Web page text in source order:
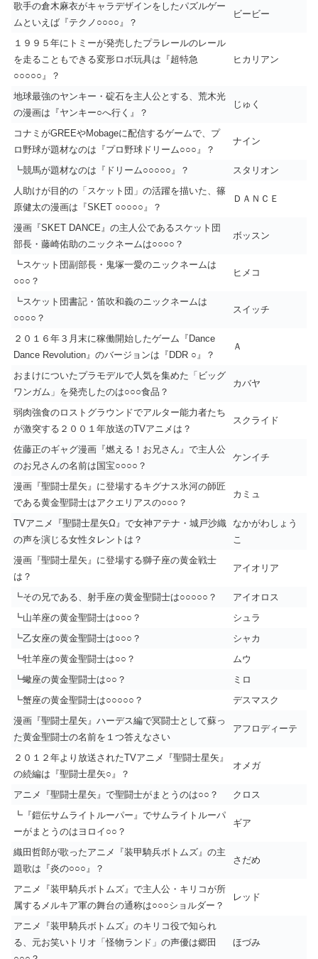
歌手の倉木麻衣がキャラデザインをしたパズルゲー
ムといえば『テクノ○○○○』？
ビービー
１９９５年にトミーが発売したプラレールのレール
を走ることもできる変形ロボ玩具は『超特急
○○○○○』？
ヒカリアン
地球最強のヤンキー・碇石を主人公とする、荒木光
の漫画は『ヤンキー○へ行く』？
じゅく
コナミがGREEやMobageに配信するゲームで、プ
ロ野球が題材なのは『プロ野球ドリーム○○○』？
ナイン
┗競馬が題材なのは『ドリーム○○○○○』？
スタリオン
人助けが目的の「スケット団」の活躍を描いた、篠
原健太の漫画は『SKET ○○○○○』？
ＤＡＮＣＥ
漫画『SKET DANCE』の主人公であるスケット団
部長・藤崎佑助のニックネームは○○○○？
ボッスン
┗スケット団副部長・鬼塚一愛のニックネームは
○○○？
ヒメコ
┗スケット団書記・笛吹和義のニックネームは
○○○○？
スイッチ
２０１６年３月末に稼働開始したゲーム『Dance
Dance Revolution』のバージョンは『DDR ○』？
Ａ
おまけについたプラモデルで人気を集めた「ビッグ
ワンガム」を発売したのは○○○食品？
カバヤ
弱肉強食のロストグラウンドでアルター能力者たち
が激突する２００１年放送のTVアニメは？
スクライド
佐藤正のギャグ漫画『燃える！お兄さん』で主人公
のお兄さんの名前は国宝○○○○？
ケンイチ
漫画『聖闘士星矢』に登場するキグナス氷河の師匠
である黄金聖闘士はアクエリアスの○○○？
カミュ
TVアニメ『聖闘士星矢Ω』で女神アテナ・城戸沙織
の声を演じる女性タレントは？
なかがわしょう
こ
漫画『聖闘士星矢』に登場する獅子座の黄金戦士
は？
アイオリア
┗その兄である、射手座の黄金聖闘士は○○○○○？
アイオロス
┗山羊座の黄金聖闘士は○○○？
シュラ
┗乙女座の黄金聖闘士は○○○？
シャカ
┗牡羊座の黄金聖闘士は○○？
ムウ
┗蠍座の黄金聖闘士は○○？
ミロ
┗蟹座の黄金聖闘士は○○○○○？
デスマスク
漫画『聖闘士星矢』ハーデス編で冥闘士として蘇っ
た黄金聖闘士の名前を１つ答えなさい
アフロディーテ
２０１２年より放送されたTVアニメ『聖闘士星矢』
の続編は『聖闘士星矢○』？
オメガ
アニメ『聖闘士星矢』で聖闘士がまとうのは○○？
クロス
┗『鎧伝サムライトルーパー』でサムライトルーパ
ーがまとうのはヨロイ○○？
ギア
織田哲郎が歌ったアニメ『装甲騎兵ボトムズ』の主
題歌は『炎の○○○』？
さだめ
アニメ『装甲騎兵ボトムズ』で主人公・キリコが所
属するメルキア軍の舞台の通称は○○○ショルダー？
レッド
アニメ『装甲騎兵ボトムズ』のキリコ役で知られ
る、元お笑いトリオ「怪物ランド」の声優は郷田
ほづみ